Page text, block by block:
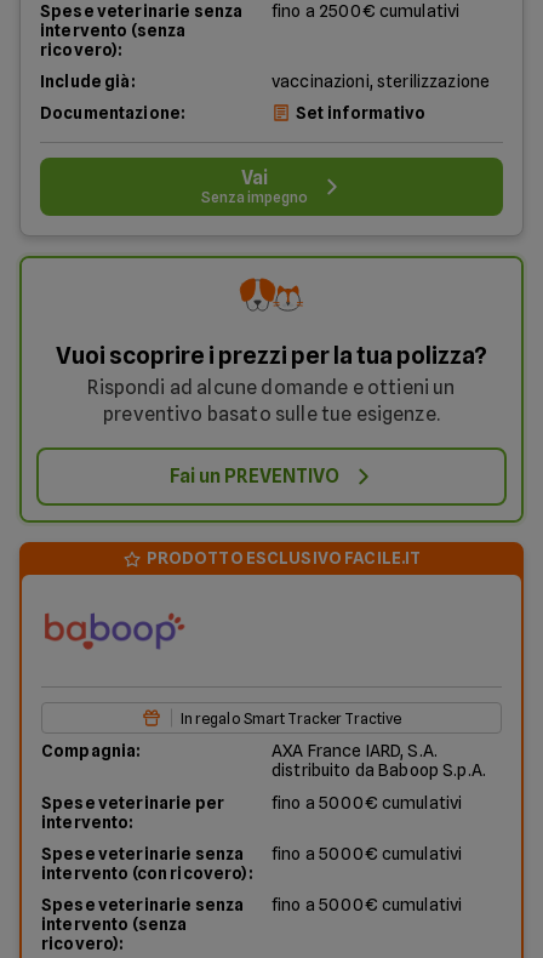
Spese veterinarie senza
intervento (senza
ricovero):
fino a 2500€ cumulativi
Include già:
vaccinazioni, sterilizzazione
Documentazione:
Set informativo
Vai
Senza impegno
Vuoi scoprire i prezzi per la tua polizza?
Rispondi ad alcune domande e ottieni un
preventivo basato sulle tue esigenze.
Fai un PREVENTIVO
PRODOTTO ESCLUSIVO FACILE.IT
In regalo Smart Tracker Tractive
Compagnia:
AXA France IARD, S.A.
distribuito da Baboop S.p.A.
Spese veterinarie per
intervento:
fino a 5000€ cumulativi
Spese veterinarie senza
intervento (con ricovero):
fino a 5000€ cumulativi
Spese veterinarie senza
intervento (senza
ricovero):
fino a 5000€ cumulativi